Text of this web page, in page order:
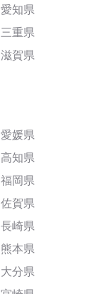
愛知県
三重県
滋賀県
愛媛県
高知県
福岡県
佐賀県
長崎県
熊本県
大分県